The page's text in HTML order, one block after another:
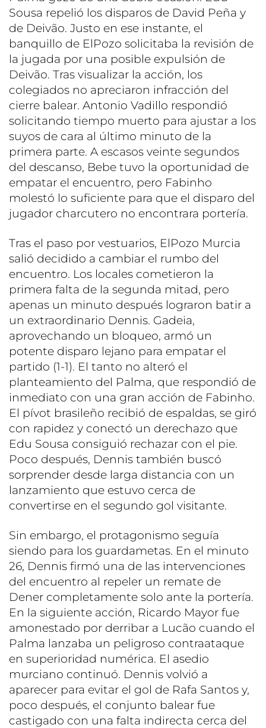
Sousa repelió los disparos de David Peña y
de Deivão. Justo en ese instante, el
banquillo de ElPozo solicitaba la revisión de
la jugada por una posible expulsión de
Deivão. Tras visualizar la acción, los
colegiados no apreciaron infracción del
cierre balear. Antonio Vadillo respondió
solicitando tiempo muerto para ajustar a los
suyos de cara al último minuto de la
primera parte. A escasos veinte segundos
del descanso, Bebe tuvo la oportunidad de
empatar el encuentro, pero Fabinho
molestó lo suficiente para que el disparo del
jugador charcutero no encontrara portería.
Tras el paso por vestuarios, ElPozo Murcia
salió decidido a cambiar el rumbo del
encuentro. Los locales cometieron la
primera falta de la segunda mitad, pero
apenas un minuto después lograron batir a
un extraordinario Dennis. Gadeia,
aprovechando un bloqueo, armó un
potente disparo lejano para empatar el
partido (1-1). El tanto no alteró el
planteamiento del Palma, que respondió de
inmediato con una gran acción de Fabinho.
El pívot brasileño recibió de espaldas, se giró
con rapidez y conectó un derechazo que
Edu Sousa consiguió rechazar con el pie.
Poco después, Dennis también buscó
sorprender desde larga distancia con un
lanzamiento que estuvo cerca de
convertirse en el segundo gol visitante.
Sin embargo, el protagonismo seguía
siendo para los guardametas. En el minuto
26, Dennis firmó una de las intervenciones
del encuentro al repeler un remate de
Dener completamente solo ante la portería.
En la siguiente acción, Ricardo Mayor fue
amonestado por derribar a Lucão cuando el
Palma lanzaba un peligroso contraataque
en superioridad numérica. El asedio
murciano continuó. Dennis volvió a
aparecer para evitar el gol de Rafa Santos y,
poco después, el conjunto balear fue
castigado con una falta indirecta cerca del